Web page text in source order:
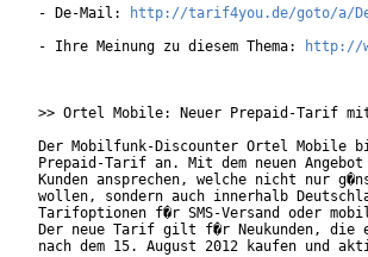
- De-Mail:
http://tarif4you.de/goto/a/
- Ihre Meinung zu diesem Thema:
http://
>> Ortel Mobile: Neuer Prepaid-Tarif
Der Mobilfunk-Discounter Ortel Mobile
Prepaid-Tarif an. Mit dem neuen
Kunden ansprechen, welche nicht nur
wollen, sondern auch innerhalb
Tarifoptionen f�r SMS-Versand oder
Der neue Tarif gilt f�r Neukunden, die
nach dem 15. August 2012 kaufen und